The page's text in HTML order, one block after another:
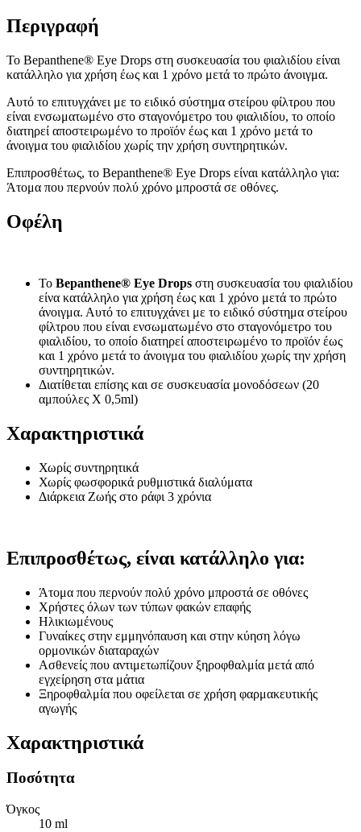
Περιγραφή
Το Bepanthene® Eye Drops στη συσκευασία του φιαλιδίου είναι
κατάλληλο για χρήση έως και 1 χρόνο μετά το πρώτο άνοιγμα.
Αυτό το επιτυγχάνει με το ειδικό σύστημα στείρου φίλτρου που
είναι ενσωματωμένο στο σταγονόμετρο του φιαλιδίου, το οποίο
διατηρεί αποστειρωμένο το προϊόν έως και 1 χρόνο μετά το
άνοιγμα του φιαλιδίου χωρίς την χρήση συντηρητικών.
Επιπροσθέτως, το Bepanthene® Eye Drops είναι κατάλληλο για:
Άτομα που περνούν πολύ χρόνο μπροστά σε οθόνες.
Οφέλη
Το Bepanthene® Eye Drops στη συσκευασία του φιαλιδίου
είνα κατάλληλο για χρήση έως και 1 χρόνο μετά το πρώτο
άνοιγμα. Αυτό το επιτυγχάνει με το ειδικό σύστημα στείρου
φίλτρου που είναι ενσωματωμένο στο σταγονόμετρο του
φιαλιδίου, το οποίο διατηρεί αποστειρωμένο το προϊόν έως
και 1 χρόνο μετά το άνοιγμα του φιαλιδίου χωρίς την χρήση
συντηρητικών.
Διατίθεται επίσης και σε συσκευασία μονοδόσεων (20
αμπούλες X 0,5ml)
Χαρακτηριστικά
Χωρίς συντηρητικά
Χωρίς φωσφορικά ρυθμιστικά διαλύματα
Διάρκεια Ζωής στο ράφι 3 χρόνια
Επιπροσθέτως, είναι κατάλληλο για:
Άτομα που περνούν πολύ χρόνο μπροστά σε οθόνες
Χρήστες όλων των τύπων φακών επαφής
Ηλικιωμένους
Γυναίκες στην εμμηνόπαυση και στην κύηση λόγω
ορμονικών διαταραχών
Ασθενείς που αντιμετωπίζουν ξηροφθαλμία μετά από
εγχείρηση στα μάτια
Ξηροφθαλμία που οφείλεται σε χρήση φαρμακευτικής
αγωγής
Χαρακτηριστικά
Ποσότητα
Όγκος
10 ml